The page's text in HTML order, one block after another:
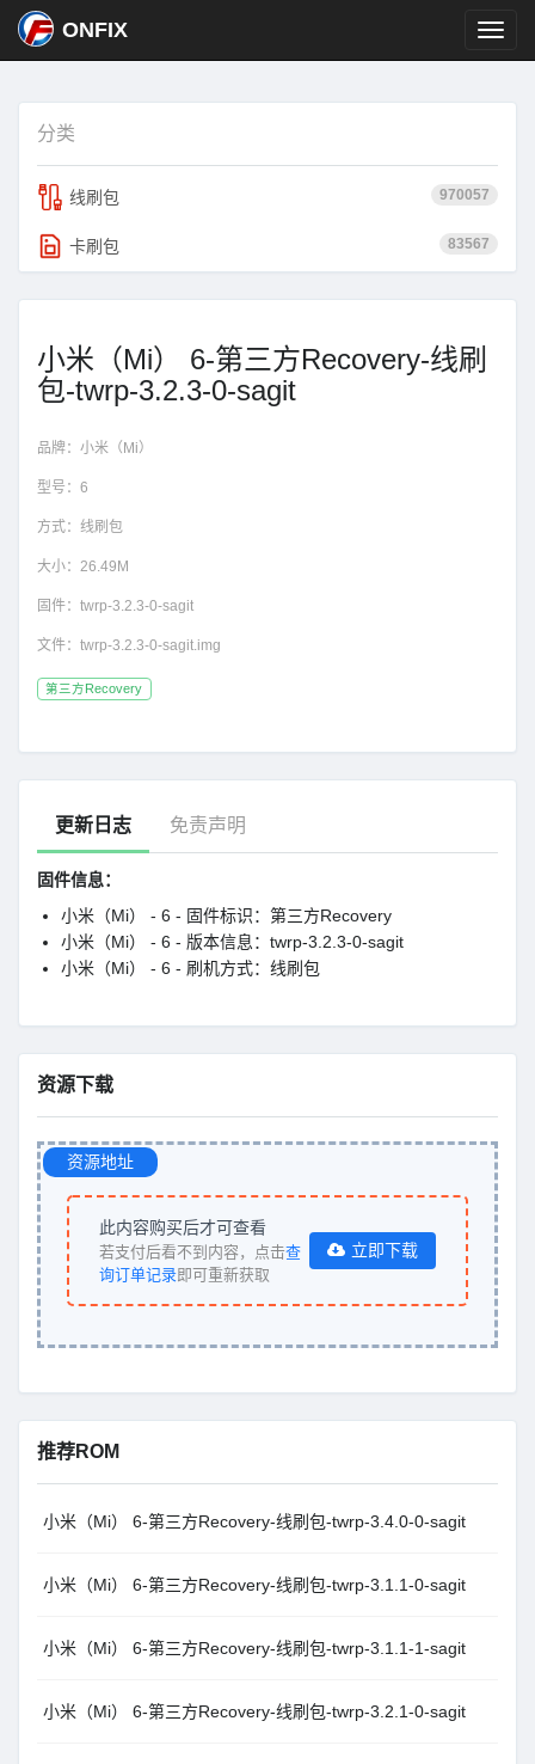
ONFIX
分类
970057
线刷包
83567
卡刷包
小米（Mi） 6-第三方Recovery-线刷
包-twrp-3.2.3-0-sagit
品牌： 小米（Mi）
型号： 6
方式： 线刷包
大小： 26.49M
固件： twrp-3.2.3-0-sagit
文件： twrp-3.2.3-0-sagit.img
第三方Recovery
更新日志 免责声明
固件信息：
小米（Mi） - 6 - 固件标识：第三方Recovery
小米（Mi） - 6 - 版本信息：twrp-3.2.3-0-sagit
小米（Mi） - 6 - 刷机方式：线刷包
资源下载
资源地址
此内容购买后才可查看
若支付后看不到内容，点击查
询订单记录即可重新获取
立即下载
推荐ROM
小米（Mi） 6-第三方Recovery-线刷包-twrp-3.4.0-0-sagit
小米（Mi） 6-第三方Recovery-线刷包-twrp-3.1.1-0-sagit
小米（Mi） 6-第三方Recovery-线刷包-twrp-3.1.1-1-sagit
小米（Mi） 6-第三方Recovery-线刷包-twrp-3.2.1-0-sagit